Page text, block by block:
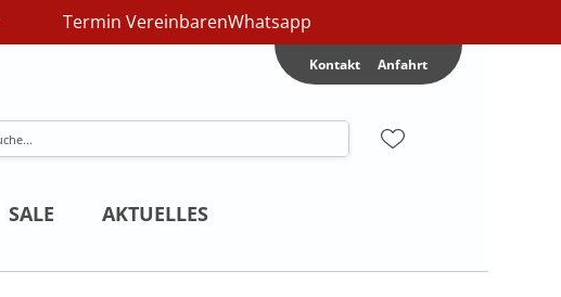
Termin VereinbarenWhatsapp
Kontakt Anfahrt
SALE AKTUELLES